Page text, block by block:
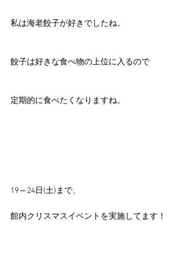
私は海老餃子が好きでしたね。
餃子は好きな食べ物の上位に入るので
定期的に食べたくなりますね。
19～24日(土)まで、
館内クリスマスイベントを実施してます！